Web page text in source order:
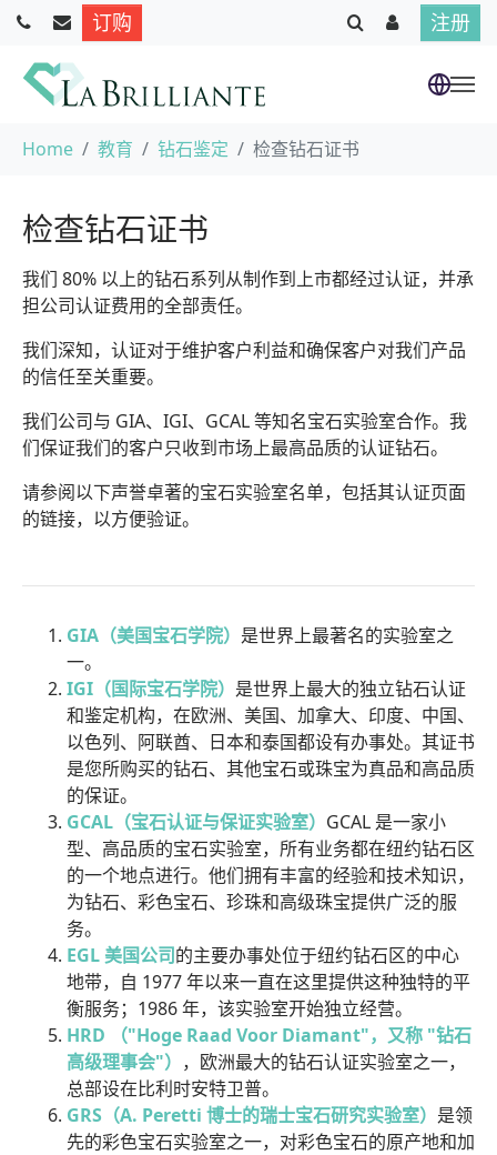
跳到主要内容
订购 注册
当前位置：
Home 教育 钻石鉴定 检查钻石证书
检查钻石证书
我们 80% 以上的钻石系列从制作到上市都经过认证，并承
担公司认证费用的全部责任。
我们深知，认证对于维护客户利益和确保客户对我们产品
的信任至关重要。
我们公司与 GIA、IGI、GCAL 等知名宝石实验室合作。我
们保证我们的客户只收到市场上最高品质的认证钻石。
请参阅以下声誉卓著的宝石实验室名单，包括其认证页面
的链接，以方便验证。
GIA（美国宝石学院） 是世界上最著名的实验室之
一。
IGI（国际宝石学院） 是世界上最大的独立钻石认证
和鉴定机构，在欧洲、美国、加拿大、印度、中国、
以色列、阿联酋、日本和泰国都设有办事处。其证书
是您所购买的钻石、其他宝石或珠宝为真品和高品质
的保证。
GCAL（宝石认证与保证实验室） GCAL 是一家小
型、高品质的宝石实验室，所有业务都在纽约钻石区
的一个地点进行。他们拥有丰富的经验和技术知识，
为钻石、彩色宝石、珍珠和高级珠宝提供广泛的服
务。
EGL 美国公司的主要办事处位于纽约钻石区的中心
地带，自 1977 年以来一直在这里提供这种独特的平
衡服务；1986 年，该实验室开始独立经营。
HRD （"Hoge Raad Voor Diamant"，又称 "钻石
高级理事会"） ，欧洲最大的钻石认证实验室之一，
总部设在比利时安特卫普。
GRS（A. Peretti 博士的瑞士宝石研究实验室） 是领
先的彩色宝石实验室之一，对彩色宝石的原产地和加